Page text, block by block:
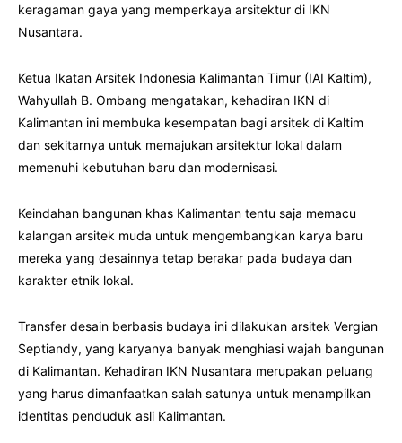
keragaman gaya yang memperkaya arsitektur di IKN
Nusantara.
Ketua Ikatan Arsitek Indonesia Kalimantan Timur (IAI Kaltim),
Wahyullah B. Ombang mengatakan, kehadiran IKN di
Kalimantan ini membuka kesempatan bagi arsitek di Kaltim
dan sekitarnya untuk memajukan arsitektur lokal dalam
memenuhi kebutuhan baru dan modernisasi.
Keindahan bangunan khas Kalimantan tentu saja memacu
kalangan arsitek muda untuk mengembangkan karya baru
mereka yang desainnya tetap berakar pada budaya dan
karakter etnik lokal.
Transfer desain berbasis budaya ini dilakukan arsitek Vergian
Septiandy, yang karyanya banyak menghiasi wajah bangunan
di Kalimantan. Kehadiran IKN Nusantara merupakan peluang
yang harus dimanfaatkan salah satunya untuk menampilkan
identitas penduduk asli Kalimantan.